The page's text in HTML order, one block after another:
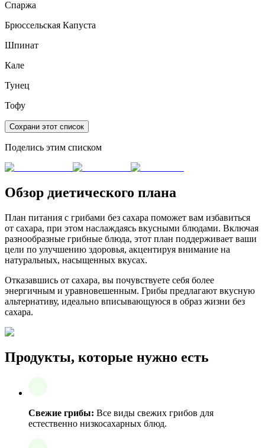
Спаржа
Брюссельская Капуста
Шпинат
Кале
Тунец
Тофу
Сохрани этот список
Поделись этим списком
Обзор диетического плана
План питания с грибами без сахара поможет вам избавиться
от сахара, при этом наслаждаясь вкусными блюдами. Включая
разнообразные грибные блюда, этот план поддерживает ваши
цели по улучшению здоровья, акцентируя внимание на
натуральных, насыщенных вкусах.
Отказавшись от сахара, вы почувствуете себя более
энергичным и уравновешенным. Грибы предлагают вкусную
альтернативу, идеально вписывающуюся в образ жизни без
сахара.
Продукты, которые нужно есть
Свежие грибы: Все виды свежих грибов для
естественно низкосахарных блюд.